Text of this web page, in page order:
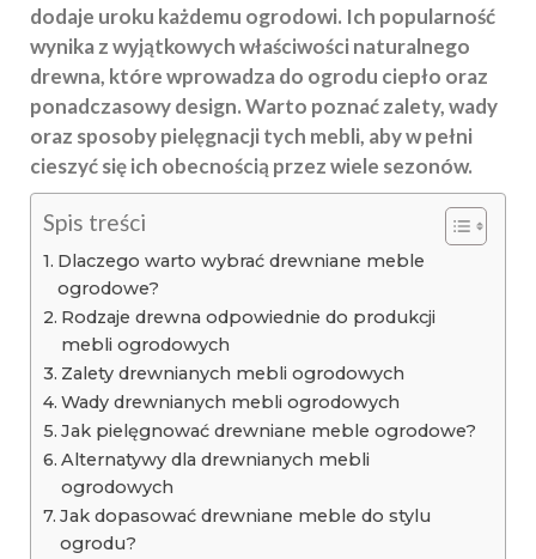
dodaje uroku każdemu ogrodowi. Ich popularność
wynika z wyjątkowych właściwości naturalnego
drewna, które wprowadza do ogrodu ciepło oraz
ponadczasowy design. Warto poznać zalety, wady
oraz sposoby pielęgnacji tych mebli, aby w pełni
cieszyć się ich obecnością przez wiele sezonów.
Spis treści
Dlaczego warto wybrać drewniane meble
ogrodowe?
Rodzaje drewna odpowiednie do produkcji
mebli ogrodowych
Zalety drewnianych mebli ogrodowych
Wady drewnianych mebli ogrodowych
Jak pielęgnować drewniane meble ogrodowe?
Alternatywy dla drewnianych mebli
ogrodowych
Jak dopasować drewniane meble do stylu
ogrodu?